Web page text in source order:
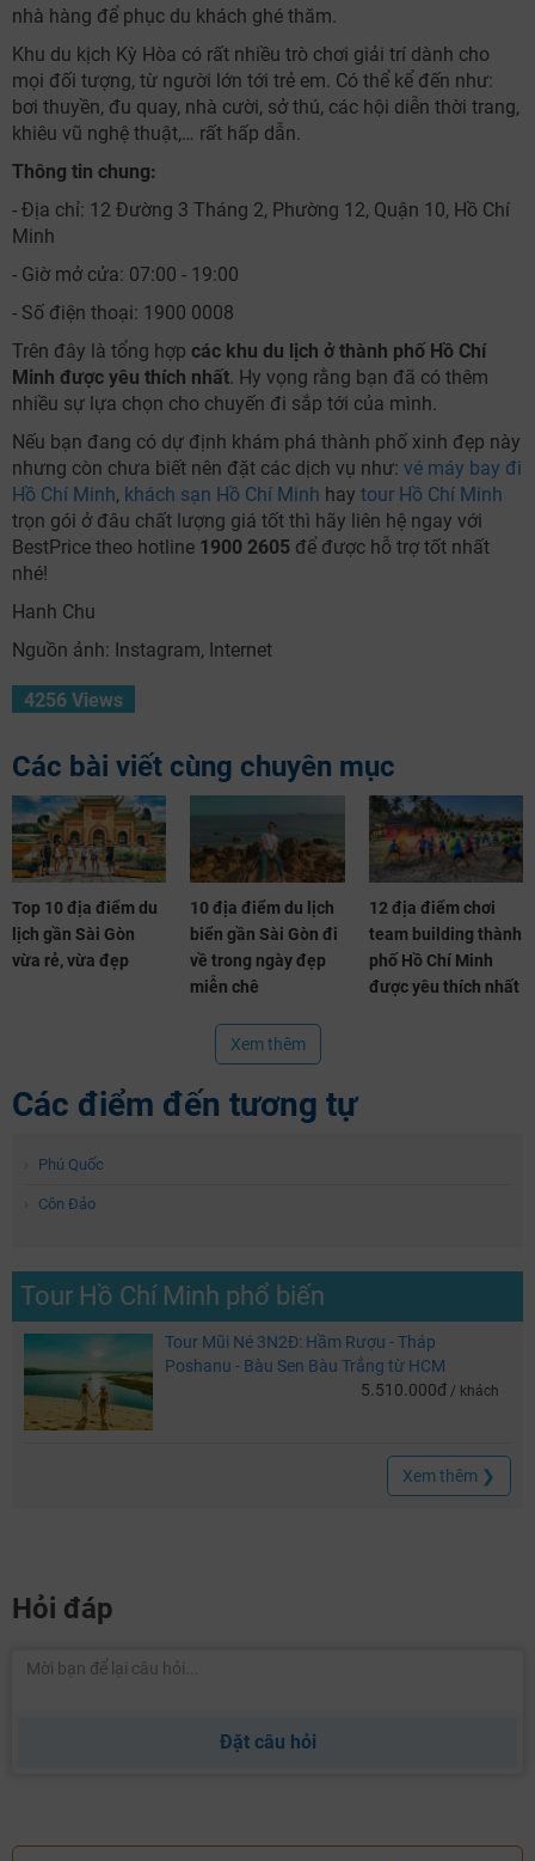
nhà hàng để phục du khách ghé thăm.
Khu du kịch Kỳ Hòa có rất nhiều trò chơi giải trí dành cho
mọi đối tượng, từ người lớn tới trẻ em. Có thể kể đến như:
bơi thuyền, đu quay, nhà cười, sở thú, các hội diễn thời trang,
khiêu vũ nghệ thuật,… rất hấp dẫn.
Thông tin chung:
- Địa chỉ: 12 Đường 3 Tháng 2, Phường 12, Quận 10, Hồ Chí
Minh
- Giờ mở cửa: 07:00 - 19:00
- Số điện thoại: 1900 0008
Trên đây là tổng hợp các khu du lịch ở thành phố Hồ Chí
Minh được yêu thích nhất. Hy vọng rằng bạn đã có thêm
nhiều sự lựa chọn cho chuyến đi sắp tới của mình.
Nếu bạn đang có dự định khám phá thành phố xinh đẹp này
nhưng còn chưa biết nên đặt các dịch vụ như: vé máy bay đi
Hồ Chí Minh, khách sạn Hồ Chí Minh hay tour Hồ Chí Minh
trọn gói ở đâu chất lượng giá tốt thì hãy liên hệ ngay với
BestPrice theo hotline 1900 2605 để được hỗ trợ tốt nhất
nhé!
Hanh Chu
Nguồn ảnh: Instagram, Internet
4256 Views
Các bài viết cùng chuyên mục
Top 10 địa điểm du
lịch gần Sài Gòn
vừa rẻ, vừa đẹp
10 địa điểm du lịch
biển gần Sài Gòn đi
về trong ngày đẹp
miễn chê
12 địa điểm chơi
team building thành
phố Hồ Chí Minh
được yêu thích nhất
Xem thêm
Các điểm đến tương tự
› Phú Quốc
› Côn Đảo
Tour Hồ Chí Minh phổ biến
Tour Mũi Né 3N2Đ: Hầm Rượu - Tháp
Poshanu - Bàu Sen Bàu Trắng từ HCM
5.510.000đ / khách
Xem thêm ❯
Hỏi đáp
Đặt câu hỏi